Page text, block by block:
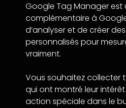
Google Tag Manager
complémentaire à
d’analyser et de créer
personnalisés pour
vraiment.
Vous souhaitez collecter
qui ont montré leur
action spéciale dans le